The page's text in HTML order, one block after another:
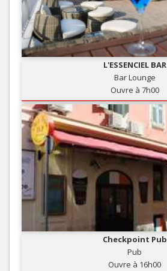
L'ESSENCIEL BAR
Bar Lounge
Ouvre à 7h00
Checkpoint Pub
Pub
Ouvre à 16h00